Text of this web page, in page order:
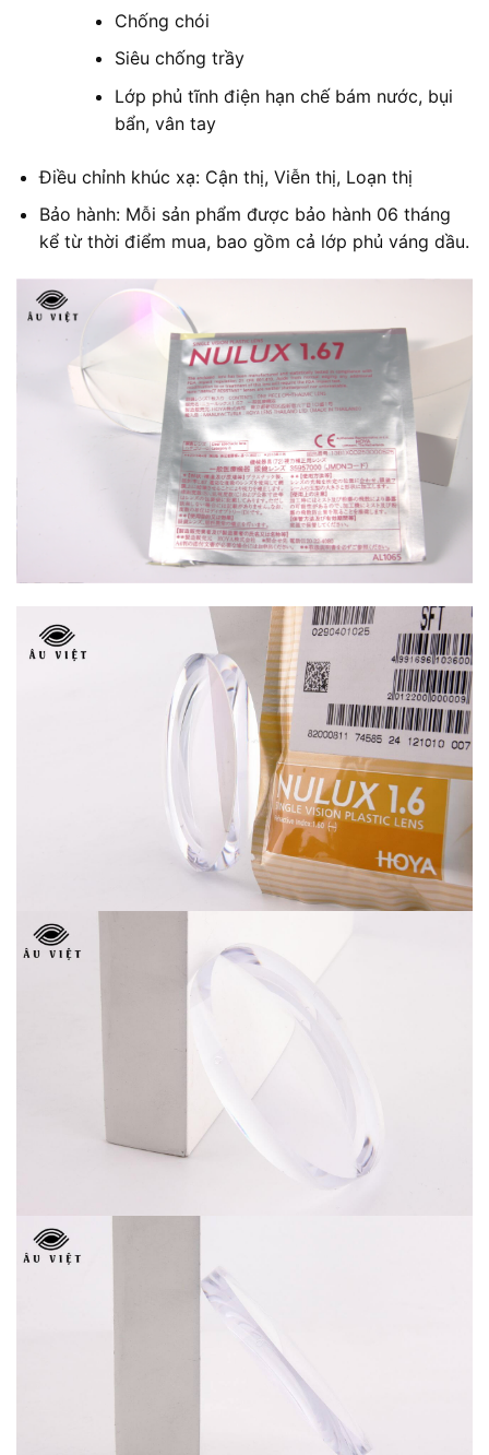
Chống chói
Siêu chống trầy
Lớp phủ tĩnh điện hạn chế bám nước, bụi
bẩn, vân tay
Điều chỉnh khúc xạ: Cận thị, Viễn thị, Loạn thị
Bảo hành: Mỗi sản phẩm được bảo hành 06 tháng
kể từ thời điểm mua, bao gồm cả lớp phủ váng dầu.